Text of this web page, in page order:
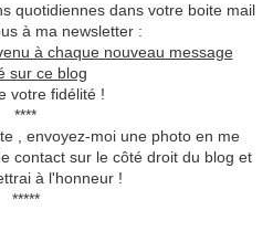
quotidiennes dans votre boite mail
à ma newsletter :
à chaque nouveau message
sur ce blog
votre fidélité !
****
, envoyez-moi une photo en me
contact sur le côté droit du blog et
à l'honneur !
*****